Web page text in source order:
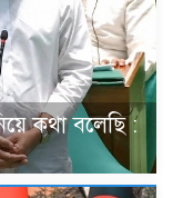
কথা বলেছি :